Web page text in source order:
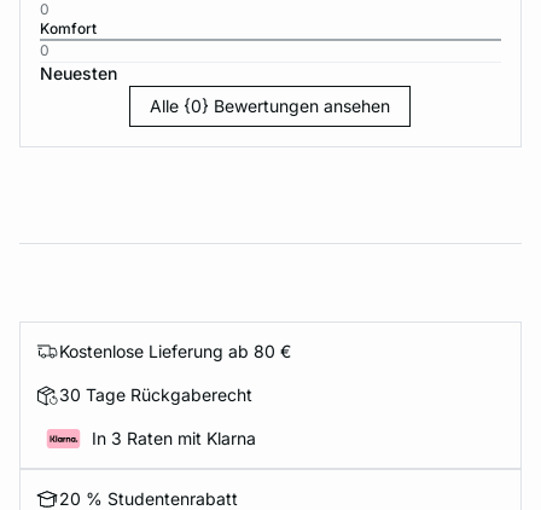
0
Komfort
0
Neuesten
Alle {0} Bewertungen ansehen
Kostenlose Lieferung ab 80 €
30 Tage Rückgaberecht
In 3 Raten mit Klarna
20 % Studentenrabatt